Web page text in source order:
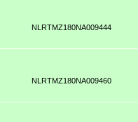
NLRTMZ180NA009444
NLRTMZ180NA009460